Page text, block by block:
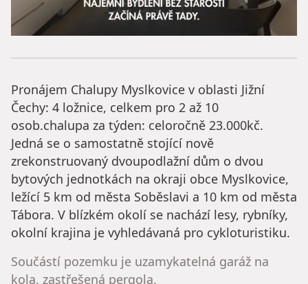
Pronájem Chalupy Myslkovice v oblasti Jižní
Čechy: 4 ložnice, celkem pro 2 až 10
osob.chalupa za týden: celoročně 23.000kč.
Jedná se o samostatně stojící nově
zrekonstruovaný dvoupodlažní dům o dvou
bytových jednotkách na okraji obce Myslkovice,
ležící 5 km od města Soběslavi a 10 km od města
Tábora. V blízkém okolí se nachází lesy, rybníky,
okolní krajina je vyhledávaná pro cykloturistiku.
Součástí pozemku je uzamykatelná garáž na
kola, zastřešená pergola.